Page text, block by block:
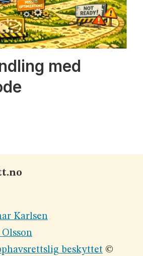
med
Karlsen
beskyttet©